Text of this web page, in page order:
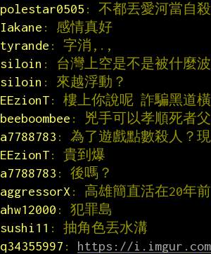
polestar0505 : 不都丟愛河當自
Iakane : 感情真好
tyrande : 字消,.,
siloin : 台灣上空是不是被什麼
siloin : 來越浮動？
EEzionT: 樓上你說呢 詐騙黑道
beeboombee : 兇手可以孝順死者
a7788783 : 為了遊戲點數殺人？
EEzionT: 貴到爆
a7788783 : 後嗎？
aggressorX : 高雄簡直活在20年前
ahw12000 : 犯罪島
sushi11 : 抽角色丟水溝
q34355997 : https://